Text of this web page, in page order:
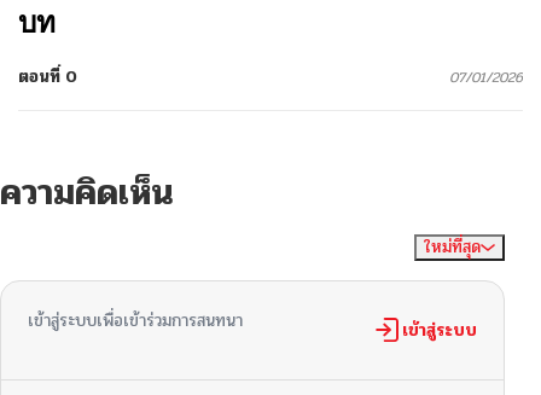
บท
ตอนที่ 0 07/01/2026
ความคิดเห็น
ใหม่ที่สุด
เข้าสู่ระบบเพื่อเข้าร่วมการสนทนา เข้าสู่ระบบ